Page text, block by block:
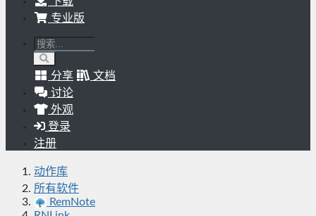
专业版
分享
文档
讨论
外观
登录
注册
动作库
所有软件
RemNote